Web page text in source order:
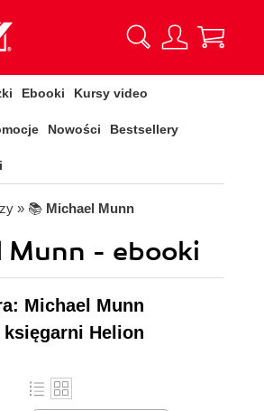
Ebooki Kursy video
Nowości Bestsellery
» 📚 Michael Munn
Munn - ebooki
Michael Munn
Helion